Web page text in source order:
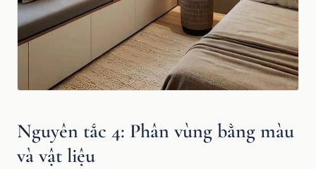
Nguyên tắc 4: Phân vùng bằng màu
và vật liệu